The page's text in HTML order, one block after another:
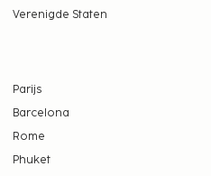
Verenigde Staten
Parijs
Barcelona
Rome
Phuket